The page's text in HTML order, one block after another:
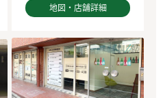
地図・店舗詳細